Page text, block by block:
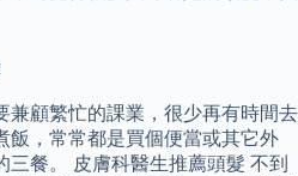
兼顧繁忙的課業，很少再有時間去
飯，常常都是買個便當或其它外
餐。 皮膚科醫生推薦頭髮 不到